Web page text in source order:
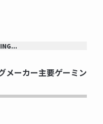
メーカー主要ゲーミン